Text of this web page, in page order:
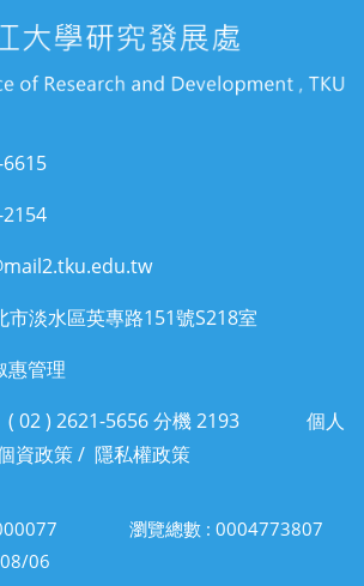
市淡水區英專路151號S218室
惠管理
( 02 ) 2621-5656 分機 2193 個人
資政策/ 隱私權政策
瀏覽總數 : 0004773807
06